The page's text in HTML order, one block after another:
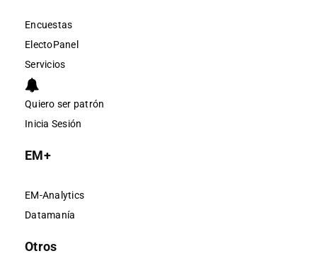
Encuestas
ElectoPanel
Servicios
Quiero ser patrón
Inicia Sesión
EM+
EM-Analytics
Datamanía
Otros